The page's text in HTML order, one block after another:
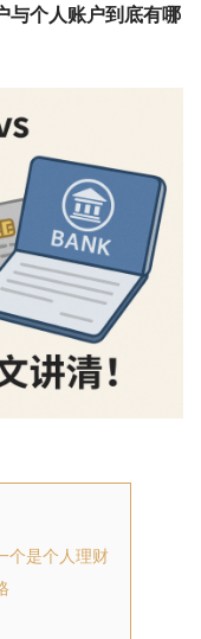
与个人账户到底有哪
个是个人理财